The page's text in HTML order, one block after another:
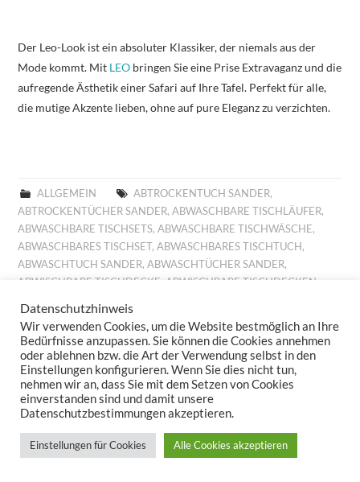
Der Leo-Look ist ein absoluter Klassiker, der niemals aus der
Mode kommt. Mit LEO bringen Sie eine Prise Extravaganz und die
aufregende Ästhetik einer Safari auf Ihre Tafel. Perfekt für alle,
die mutige Akzente lieben, ohne auf pure Eleganz zu verzichten.
ALLGEMEIN ABTROCKENTUCH SANDER,
ABTROCKENTÜCHER SANDER,ABWASCHBARE TISCHLÄUFER,
ABWASCHBARE TISCHSETS,ABWASCHBARE TISCHWÄSCHE,
ABWASCHBARES TISCHSET,ABWASCHBARES TISCHTUCH,
ABWASCHTUCH SANDER,ABWASCHTÜCHER SANDER,
ABWISCHBARE TISCHDECKE
ABWISCHBARE TISCHDECKEN
ABWISCHBARES TISCHTUCH
ALLROUND BASKET GOBELIN , AUFLEGER GOBELIN,BESTICKTE
WOLLKISSEN,BESTICKTES WOLLKISSEN,BILLIGE KISSEN,
BILLIGE TISCHDECKE,BILLIGE TISCHLÄUFER, BILLIGE
TISCHWÄSCHE,BILLIGES TISCHTUCH,BROTKORB FRÜHLING
BROTKORB HERBST,BROTKORB SANDER
DIGITALDRUCK FRÜHLING
TISCHDECKE,FESTLICHE TISCHDECKEN,FESTLICHE
TISCHTÜCHER,FESTLICHES TISCHTUCH,
Datenschutzhinweis
Wir verwenden Cookies, um die Website bestmöglich an Ihre
Bedürfnisse anzupassen. Sie können die Cookies annehmen
oder ablehnen bzw. die Art der Verwendung selbst in den
Einstellungen konfigurieren. Wenn Sie dies nicht tun,
nehmen wir an, dass Sie mit dem Setzen von Cookies
einverstanden sind und damit unsere
Datenschutzbestimmungen akzeptieren.
Einstellungen für Cookies Alle Cookies akzeptieren